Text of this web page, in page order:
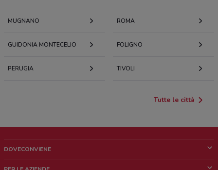
MUGNANO ROMA
GUIDONIA MONTECELIO FOLIGNO
PERUGIA TIVOLI
Tutte le città
DOVECONVIENE